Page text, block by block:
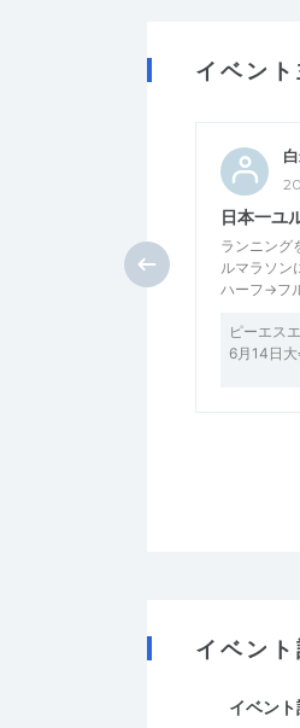
イベン
日本一ユ
ランニング
ルマラソ
ハーフ→フ
ピーエス
6月14日
イベント
イベン